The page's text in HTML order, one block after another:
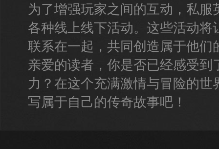
为了增强玩家之间的互动，私服
各种线上线下活动。这些活动将
联系在一起，共同创造属于他们
亲爱的读者，你是否已经感受到
力？在这个充满激情与冒险的世
写属于自己的传奇故事吧！